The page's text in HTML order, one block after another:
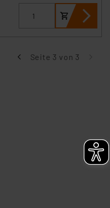
Seite 3 von 3